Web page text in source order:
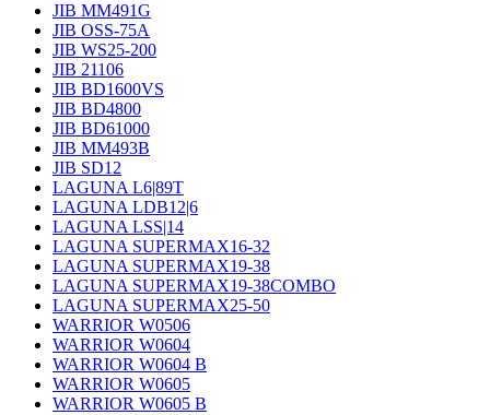
JIB MM491G
JIB OSS-75A
JIB WS25-200
JIB 21106
JIB BD1600VS
JIB BD4800
JIB BD61000
JIB MM493B
JIB SD12
LAGUNA L6|89T
LAGUNA LDB12|6
LAGUNA LSS|14
LAGUNA SUPERMAX16-32
LAGUNA SUPERMAX19-38
LAGUNA SUPERMAX19-38COMBO
LAGUNA SUPERMAX25-50
WARRIOR W0506
WARRIOR W0604
WARRIOR W0604 B
WARRIOR W0605
WARRIOR W0605 B